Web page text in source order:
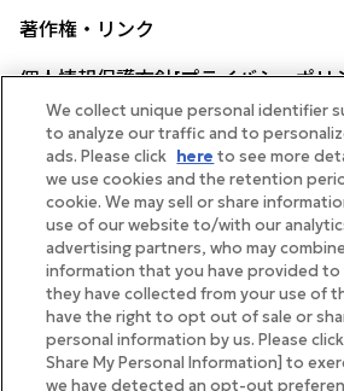
著作権・リンク
個人情報保護方針[プライバシーポリ
帝国ホテル公式サイト
FOLLOW
We collect unique personal identifier
to analyze our traffic and to
ads. Please click here to see more
we use cookies and the retention
cookie. We may sell or share
use of our website to/with our
advertising partners, who may
information that you have provided
they have collected from your use of
have the right to opt out of sale or
personal information by us. Please
Share My Personal Information] to
we have detected an opt-out